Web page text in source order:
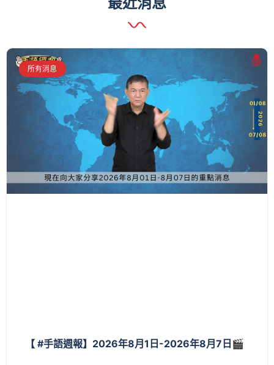
所有消息
【 #手語週報】2026年8月1日-2026年8月7日🎬